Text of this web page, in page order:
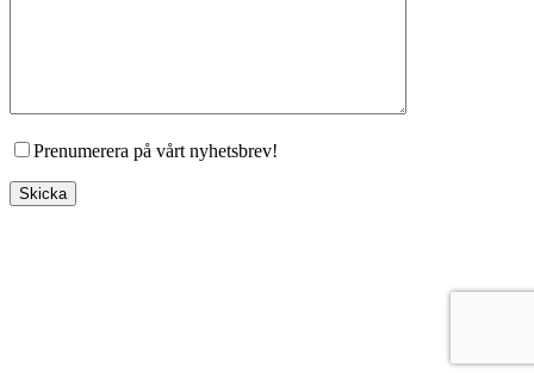
Prenumerera på vårt nyhetsbrev!